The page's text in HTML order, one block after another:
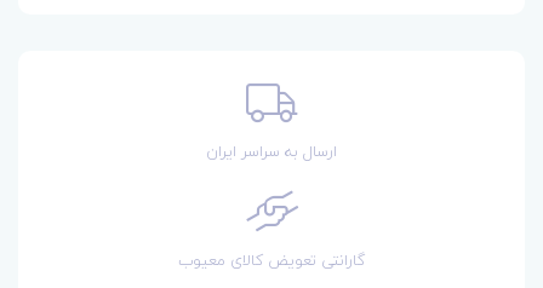
ارسال به سراسر ایران
گارانتی تعویض کالای معیوب